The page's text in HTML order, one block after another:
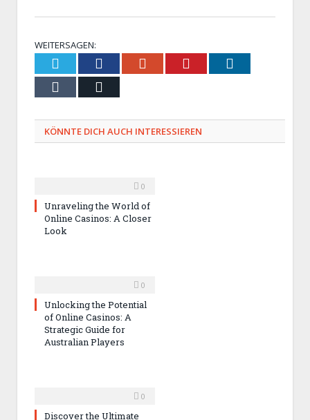
WEITERSAGEN:
Twitter Facebook Google+ Pinterest
Tumblr
KÖNNTE DICH AUCH INTERESSIEREN
0
Unraveling the World of
Online Casinos: A Closer
Look
0
Unlocking the Potential
of Online Casinos: A
Strategic Guide for
Australian Players
0
Discover the Ultimate